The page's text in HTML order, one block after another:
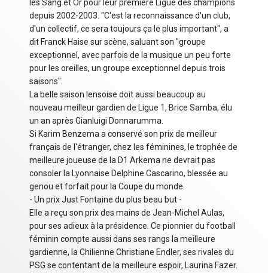
les Sang et Or pour leur première Ligue des champions
depuis 2002-2003. "C'est la reconnaissance d'un club,
d'un collectif, ce sera toujours ça le plus important", a
dit Franck Haise sur scène, saluant son "groupe
exceptionnel, avec parfois de la musique un peu forte
pour les oreilles, un groupe exceptionnel depuis trois
saisons".
La belle saison lensoise doit aussi beaucoup au
nouveau meilleur gardien de Ligue 1, Brice Samba, élu
un an après Gianluigi Donnarumma.
Si Karim Benzema a conservé son prix de meilleur
français de l'étranger, chez les féminines, le trophée de
meilleure joueuse de la D1 Arkema ne devrait pas
consoler la Lyonnaise Delphine Cascarino, blessée au
genou et forfait pour la Coupe du monde.
- Un prix Just Fontaine du plus beau but -
Elle a reçu son prix des mains de Jean-Michel Aulas,
pour ses adieux à la présidence. Ce pionnier du football
féminin compte aussi dans ses rangs la meilleure
gardienne, la Chilienne Christiane Endler, ses rivales du
PSG se contentant de la meilleure espoir, Laurina Fazer.